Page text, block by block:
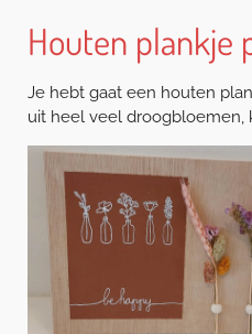
Houten plankje
Je hebt gaat een houten
uit heel veel droogbloemen,